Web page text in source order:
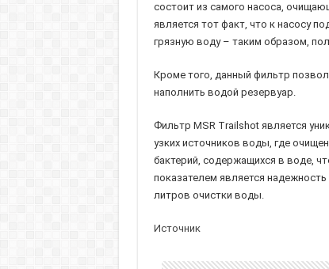
состоит из самого насоса,
является тот факт, что к насосу
грязную воду – таким образом,
Кроме того, данный фильтр
наполнить водой резервуар.
Фильтр MSR Trailshot является
узких источников воды, где
бактерий, содержащихся в воде,
показателем является
литров очистки воды.
Источник